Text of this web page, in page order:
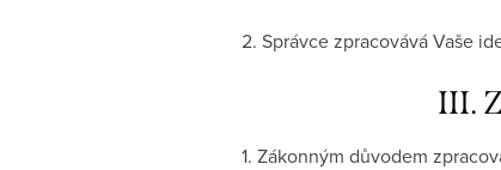
2. Správce zpracovává Vaše
III.
1. Zákonným důvodem